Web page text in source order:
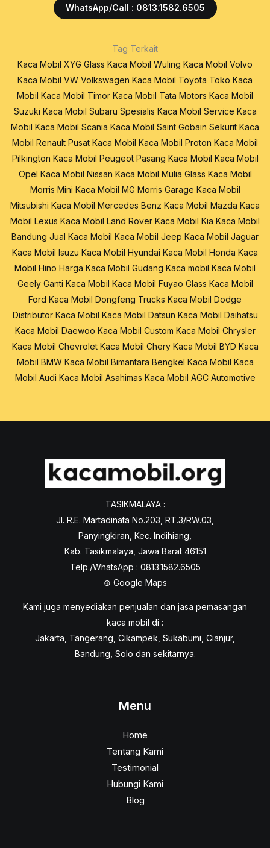
WhatsApp/Call : 0813.1582.6505
Tag Terkait
Kaca Mobil XYG Glass Kaca Mobil Wuling Kaca Mobil Volvo
Kaca Mobil VW Volkswagen Kaca Mobil Toyota Toko Kaca
Mobil Kaca Mobil Timor Kaca Mobil Tata Motors Kaca Mobil
Suzuki Kaca Mobil Subaru Spesialis Kaca Mobil Service Kaca
Mobil Kaca Mobil Scania Kaca Mobil Saint Gobain Sekurit Kaca
Mobil Renault Pusat Kaca Mobil Kaca Mobil Proton Kaca Mobil
Pilkington Kaca Mobil Peugeot Pasang Kaca Mobil Kaca Mobil
Opel Kaca Mobil Nissan Kaca Mobil Mulia Glass Kaca Mobil
Morris Mini Kaca Mobil MG Morris Garage Kaca Mobil
Mitsubishi Kaca Mobil Mercedes Benz Kaca Mobil Mazda Kaca
Mobil Lexus Kaca Mobil Land Rover Kaca Mobil Kia Kaca Mobil
Bandung Jual Kaca Mobil Kaca Mobil Jeep Kaca Mobil Jaguar
Kaca Mobil Isuzu Kaca Mobil Hyundai Kaca Mobil Honda Kaca
Mobil Hino Harga Kaca Mobil Gudang Kaca mobil Kaca Mobil
Geely Ganti Kaca Mobil Kaca Mobil Fuyao Glass Kaca Mobil
Ford Kaca Mobil Dongfeng Trucks Kaca Mobil Dodge
Distributor Kaca Mobil Kaca Mobil Datsun Kaca Mobil Daihatsu
Kaca Mobil Daewoo Kaca Mobil Custom Kaca Mobil Chrysler
Kaca Mobil Chevrolet Kaca Mobil Chery Kaca Mobil BYD Kaca
Mobil BMW Kaca Mobil Bimantara Bengkel Kaca Mobil Kaca
Mobil Audi Kaca Mobil Asahimas Kaca Mobil AGC Automotive
TASIKMALAYA :
Jl. R.E. Martadinata No.203, RT.3/RW.03,
Panyingkiran, Kec. Indihiang,
Kab. Tasikmalaya, Jawa Barat 46151
Telp./WhatsApp : 0813.1582.6505
⊕ Google Maps
Kami juga menyediakan penjualan dan jasa pemasangan
kaca mobil di :
Jakarta, Tangerang, Cikampek, Sukabumi, Cianjur,
Bandung, Solo dan sekitarnya.
Menu
Home
Tentang Kami
Testimonial
Hubungi Kami
Blog